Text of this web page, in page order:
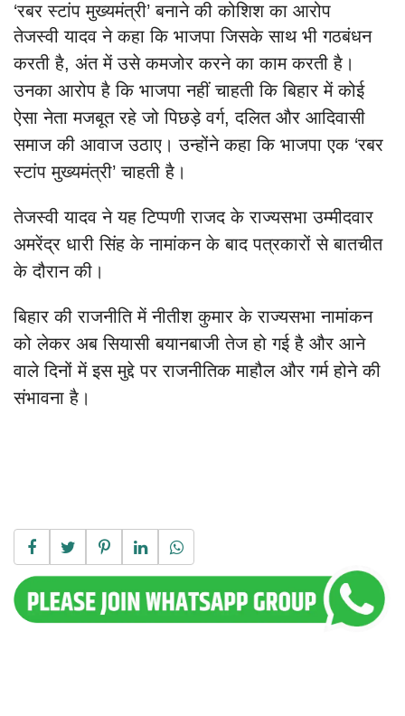
‘रबर स्टांप मुख्यमंत्री’ बनाने की कोशिश का आरोप
तेजस्वी यादव ने कहा कि भाजपा जिसके साथ भी गठबंधन
करती है, अंत में उसे कमजोर करने का काम करती है।
उनका आरोप है कि भाजपा नहीं चाहती कि बिहार में कोई
ऐसा नेता मजबूत रहे जो पिछड़े वर्ग, दलित और आदिवासी
समाज की आवाज उठाए। उन्होंने कहा कि भाजपा एक ‘रबर
स्टांप मुख्यमंत्री’ चाहती है।
तेजस्वी यादव ने यह टिप्पणी राजद के राज्यसभा उम्मीदवार
अमरेंद्र धारी सिंह के नामांकन के बाद पत्रकारों से बातचीत
के दौरान की।
बिहार की राजनीति में नीतीश कुमार के राज्यसभा नामांकन
को लेकर अब सियासी बयानबाजी तेज हो गई है और आने
वाले दिनों में इस मुद्दे पर राजनीतिक माहौल और गर्म होने की
संभावना है।